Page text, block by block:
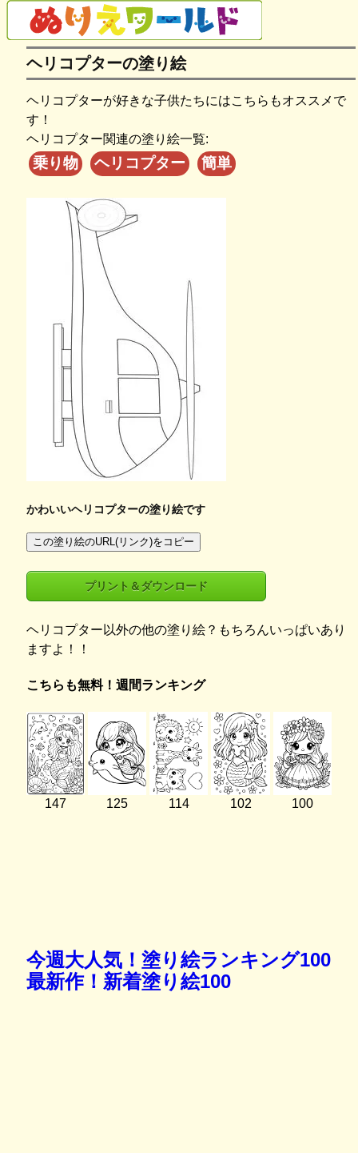
ヘリコプターの塗り絵
ヘリコプターが好きな子供たちにはこちらもオススメで
す！
ヘリコプター関連の塗り絵一覧:
乗り物 ヘリコプター 簡単
かわいいヘリコプターの塗り絵です
この塗り絵のURL(リンク)をコピー
プリント＆ダウンロード
ヘリコプター以外の他の塗り絵？もちろんいっぱいあり
ますよ！！
こちらも無料！週間ランキング
147 125 114 102 100
今週大人気！塗り絵ランキング100
最新作！新着塗り絵100